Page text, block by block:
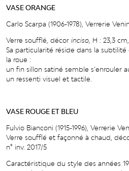
VASE ORANGE
Carlo Scarpa (1906-1978), Verrerie
Verre soufflé, décor inciso , H : 23,3
Sa particularité réside dans la subtilité
la roue :
un fin sillon satiné semble s’enrouler
un ressenti visuel et tactile.
VASE ROUGE ET BLEU
Fulvio Bianconi (1915-1996), Verrerie V
Verre soufflé et façonné à chaud, déc
n° inv. 2017/5
Caractéristique du style des années